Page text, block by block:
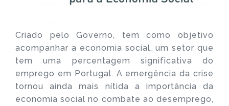
Criado pelo Governo, tem como objetivo
acompanhar a economia social, um setor que
tem uma percentagem significativa do
emprego em Portugal. A emergência da crise
tornou ainda mais nítida a importância da
economia social no combate ao desemprego,